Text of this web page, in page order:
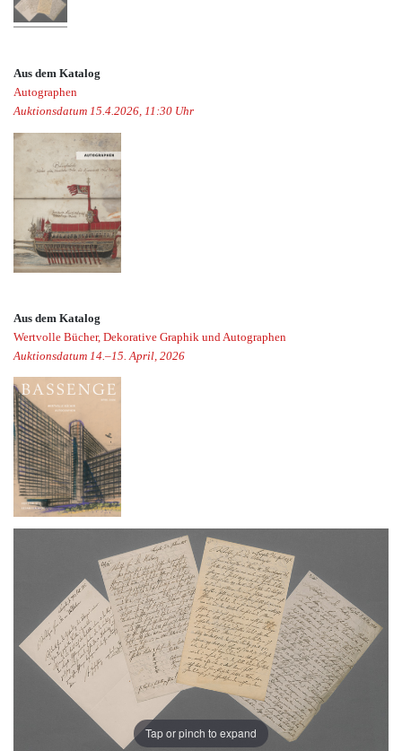
Aus dem Katalog
Autographen
Auktionsdatum 15.4.2026, 11:30 Uhr
Aus dem Katalog
Wertvolle Bücher, Dekorative Graphik und Autographen
Auktionsdatum 14.–15. April, 2026
Tap or pinch to expand